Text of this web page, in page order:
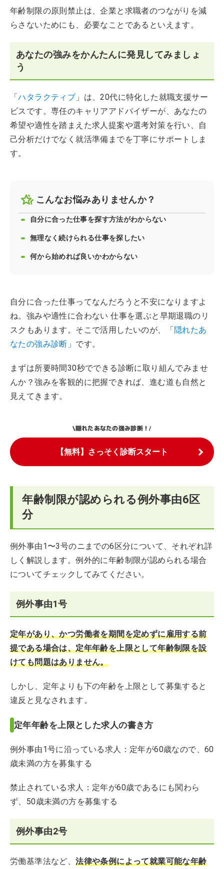
年齢制限の原則禁止は、企業と求職者のつながりを減
らさないためにも、必要なことであるといえます。
あなたの強みをかんたんに発見してみましょ
う
「ハタラクティブ 」は、20代に特化した就職支援サー
ビスです。専任のキャリアアドバイザーが、あなたの
希望や適性を踏まえた求人提案や選考対策を行い、自
己分析だけでなく就活準備までを丁寧にサポートしま
す。
こんなお悩みありませんか？
自分に合った仕事を探す方法がわからない
無理なく続けられる仕事を探したい
何から始めれば良いかわからない
自分に合った仕事ってなんだろうと不安になりますよ
ね。強みや適性に合わない 仕事を選ぶと早期退職のリ
スクもあります。そこで活用したいのが、「隠れたあ
なたの強み診断 」です。
まずは所要時間30秒でできる診断に取り組んでみませ
んか？強みを客観的に把握できれば、進む道も自然と
見えてきます。
\隠れたあなたの強み診断！/
【無料】さっそく診断スタート
年齢制限が認められる例外事由6区
分
例外事由1〜3号のニまでの6区分について、それぞれ詳
しく解説します。例外的に年齢制限が認められる場合
についてチェックしてみてください。
例外事由1号
定年があり、かつ労働者を期間を定めずに雇用する前
提である場合は、定年年齢を上限として年齢制限を設
けても問題はありません。
しかし、定年よりも下の年齢を上限として募集すると
違反と見なされます。
定年年齢を上限とした求人の書き方
例外事由1号に沿っている求人：定年が60歳なので、60
歳未満の方を募集する
禁止されている求人：定年が60歳であるにも関わら
ず、50歳未満の方を募集する
例外事由2号
労働基準法など、法律や条例によって就業可能な年齢